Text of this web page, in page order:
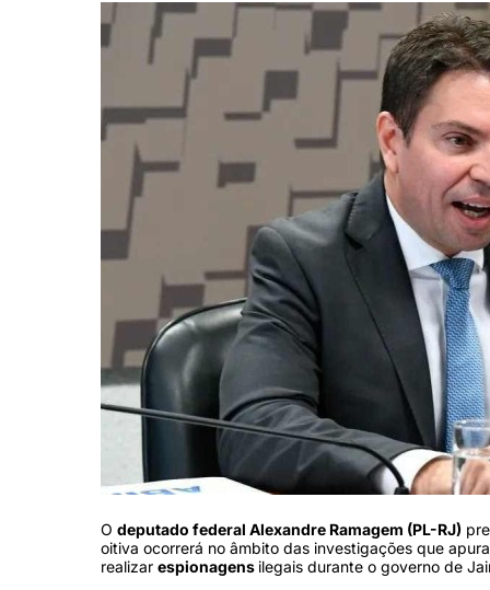
O deputado federal Alexandre Ramagem (PL-RJ)
oitiva ocorrerá no âmbito das investigações que
realizar espionagens ilegais durante o governo de